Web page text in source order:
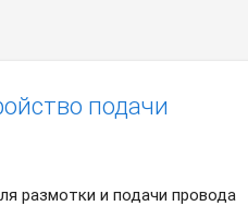
подачи
размотки и подачи провода